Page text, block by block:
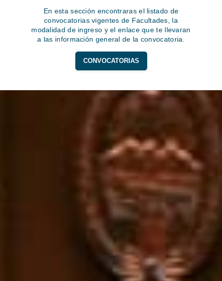
En esta sección encontraras el listado de
convocatorias vigentes de Facultades, la
modalidad de ingreso y el enlace que te llevaran
a las información general de la convocatoria.
CONVOCATORIAS